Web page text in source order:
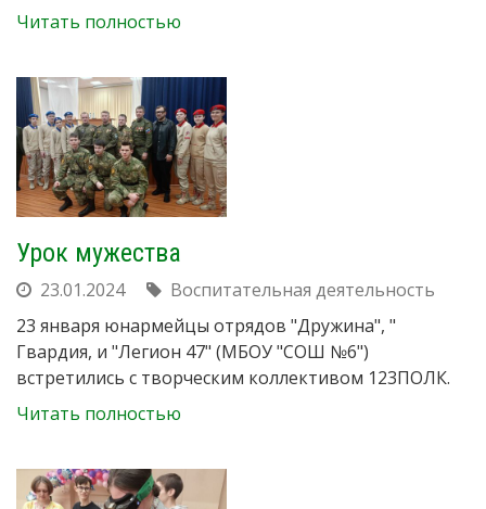
Читать полностью
Урок мужества
23.01.2024
Воспитательная деятельность
23 января юнармейцы отрядов "Дружина", "
Гвардия, и "Легион 47" (МБОУ "СОШ №6")
встретились с творческим коллективом 123ПОЛК.
Читать полностью